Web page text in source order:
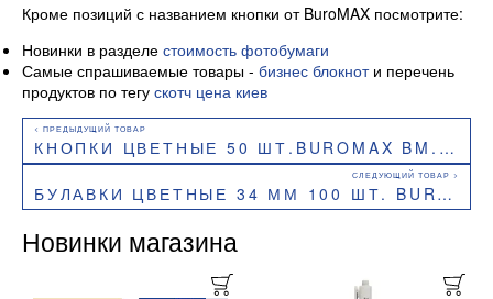
Кроме позиций с названием кнопки от BuroMAX посмотрите:
Новинки в разделе стоимость фотобумаги
Самые спрашиваемые товары - бизнес блокноти перечень
продуктов по тегу скотч цена киев
КНОПКИ ЦВЕТНЫЕ 50 ШТ.BUROMAX BM.5106
БУЛАВКИ ЦВЕТНЫЕ 34 ММ 100 ШТ. BUROMAX BM.5251
Новинки магазина